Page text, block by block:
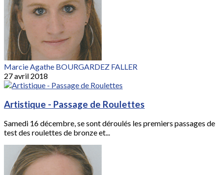
Marcie Agathe BOURGARDEZ FALLER
27 avril 2018
Artistique - Passage de Roulettes
Samedi 16 décembre, se sont déroulés les premiers passages de
test des roulettes de bronze et...